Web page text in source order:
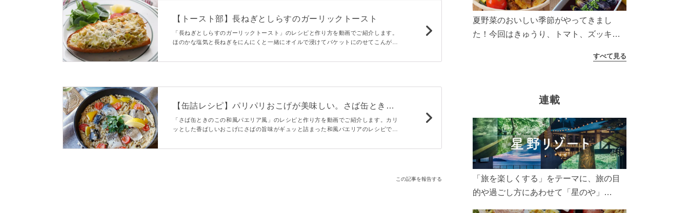
【トースト部】長ねぎとしらすのガーリックトースト
「長ねぎとしらすのガーリックトースト」のレシピと作り方を動画でご紹介します。
ほのかな塩気と長ねぎをにんにくと一緒にオイルで浸けてバケットにのせてこんがり
す。
【缶詰レシピ】パリパリおこげが美味しい。さば缶ときの
この和風パエリア風
「さば缶ときのこの和風パエリア風」のレシピと作り方を動画でご紹介します。カリ
ッとした香ばしいおこげにさばの旨味がギュッと詰まった和風パエリアのレシピで
おもてなしにもぴったりですよ。
この記事を報告する
夏野菜のおいしい季節がやってきまし
た！今回はきゅうり、トマト、ズッキー
太陽の光をたっぷりあびた夏野菜は栄養
すべて見る
連載
「旅を楽しくする」をテーマに、旅の目
的や過ごし方にあわせて「星のや」